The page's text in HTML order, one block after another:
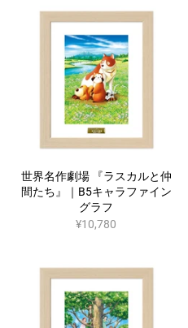
世界名作劇場 『ラスカルと仲
間たち』｜B5キャラファイン
グラフ
¥10,780